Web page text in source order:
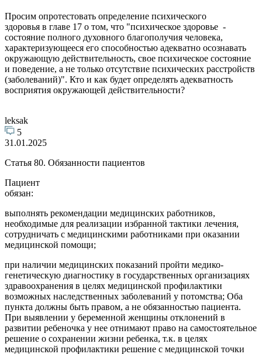
Просим опротестовать определение психического
здоровья в главе 17 о том, что "психическое здоровье -
состояние полного духовного благополучия человека,
характеризующееся его способностью адекватно осознавать
окружающую действительность, свое психическое состояние
и поведение, а не только отсутствие психических расстройств
(заболеваний)". Кто и как будет определять адекватность
восприятия окружающей действительности?
leksak
5
31.01.2025
Статья 80. Обязанности пациентов
Пациент
обязан:
выполнять рекомендации медицинских работников,
необходимые для реализации избранной тактики лечения,
сотрудничать с медицинскими работниками при оказании
медицинской помощи;
при наличии медицинских показаний пройти медико-
генетическую диагностику в государственных организациях
здравоохранения в целях медицинской профилактики
возможных наследственных заболеваний у потомства; Оба
пункта должны быть правом, а не обязанностью пациента.
При выявлении у беременной женщины отклонений в
развитии ребеночка у нее отнимают право на самостоятельное
решение о сохранении жизни ребенка, т.к. в целях
медицинской профилактики решение с медицинской точки